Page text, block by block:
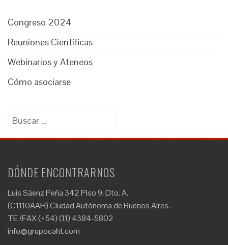
Congreso 2024
Reuniones Científicas
Webinarios y Ateneos
Cómo asociarse
Buscar:
DÓNDE ENCONTRARNOS
Luis Sáenz Peña 342 Piso 9, Dto. A.
(C1110AAH) Ciudad Autónoma de Buenos Aires.
TE /FAX (+54) (11) 4384-5802
info@grupocaht.com